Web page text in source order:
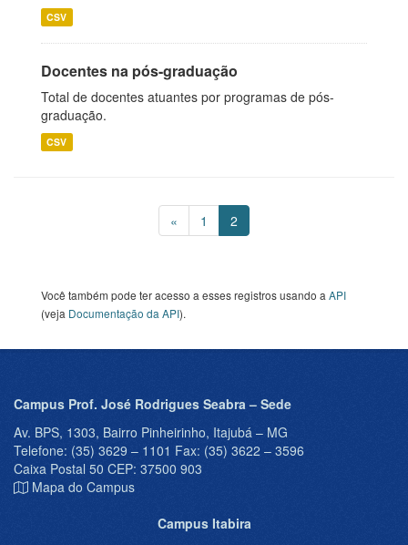
CSV
Docentes na pós-graduação
Total de docentes atuantes por programas de pós-
graduação.
CSV
« 1 2
Você também pode ter acesso a esses registros usando a API
(veja Documentação da API).
Campus Prof. José Rodrigues Seabra – Sede
Av. BPS, 1303, Bairro Pinheirinho, Itajubá – MG
Telefone: (35) 3629 – 1101 Fax: (35) 3622 – 3596
Caixa Postal 50 CEP: 37500 903
Mapa do Campus
Campus Itabira